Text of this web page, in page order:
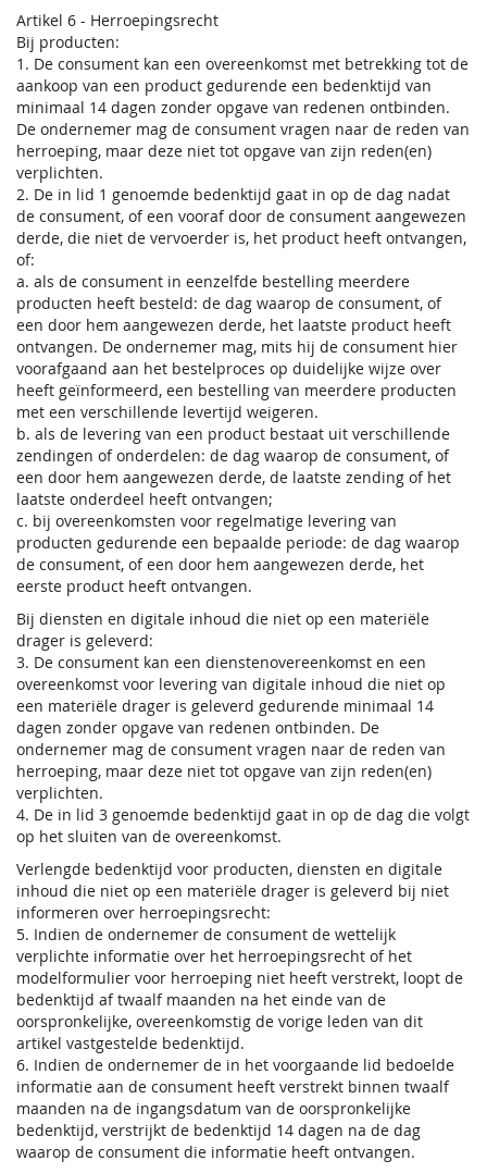
Artikel 6 - Herroepingsrecht
Bij producten:
1. De consument kan een overeenkomst met betrekking tot de
aankoop van een product gedurende een bedenktijd van
minimaal 14 dagen zonder opgave van redenen ontbinden.
De ondernemer mag de consument vragen naar de reden van
herroeping, maar deze niet tot opgave van zijn reden(en)
verplichten.
2. De in lid 1 genoemde bedenktijd gaat in op de dag nadat
de consument, of een vooraf door de consument aangewezen
derde, die niet de vervoerder is, het product heeft ontvangen,
of:
a. als de consument in eenzelfde bestelling meerdere
producten heeft besteld: de dag waarop de consument, of
een door hem aangewezen derde, het laatste product heeft
ontvangen. De ondernemer mag, mits hij de consument hier
voorafgaand aan het bestelproces op duidelijke wijze over
heeft geïnformeerd, een bestelling van meerdere producten
met een verschillende levertijd weigeren.
b. als de levering van een product bestaat uit verschillende
zendingen of onderdelen: de dag waarop de consument, of
een door hem aangewezen derde, de laatste zending of het
laatste onderdeel heeft ontvangen;
c. bij overeenkomsten voor regelmatige levering van
producten gedurende een bepaalde periode: de dag waarop
de consument, of een door hem aangewezen derde, het
eerste product heeft ontvangen.
Bij diensten en digitale inhoud die niet op een materiële
drager is geleverd:
3. De consument kan een dienstenovereenkomst en een
overeenkomst voor levering van digitale inhoud die niet op
een materiële drager is geleverd gedurende minimaal 14
dagen zonder opgave van redenen ontbinden. De
ondernemer mag de consument vragen naar de reden van
herroeping, maar deze niet tot opgave van zijn reden(en)
verplichten.
4. De in lid 3 genoemde bedenktijd gaat in op de dag die volgt
op het sluiten van de overeenkomst.
Verlengde bedenktijd voor producten, diensten en digitale
inhoud die niet op een materiële drager is geleverd bij niet
informeren over herroepingsrecht:
5. Indien de ondernemer de consument de wettelijk
verplichte informatie over het herroepingsrecht of het
modelformulier voor herroeping niet heeft verstrekt, loopt de
bedenktijd af twaalf maanden na het einde van de
oorspronkelijke, overeenkomstig de vorige leden van dit
artikel vastgestelde bedenktijd.
6. Indien de ondernemer de in het voorgaande lid bedoelde
informatie aan de consument heeft verstrekt binnen twaalf
maanden na de ingangsdatum van de oorspronkelijke
bedenktijd, verstrijkt de bedenktijd 14 dagen na de dag
waarop de consument die informatie heeft ontvangen.